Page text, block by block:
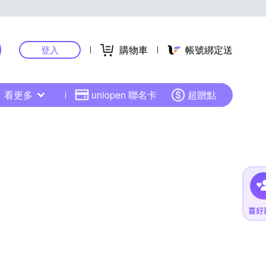
登入 購物車 帳號綁定送
看更多 uniopen 聯名卡 超贈點